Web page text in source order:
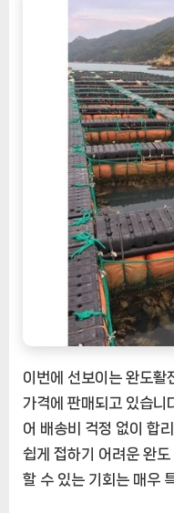
이번에 선보이는 완도활
가격에 판매되고 있습니
어 배송비 걱정 없이 합
쉽게 접하기 어려운 완
할 수 있는 기회는 매우